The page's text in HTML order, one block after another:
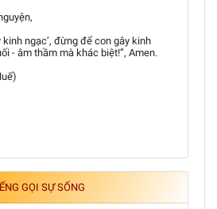
kinh ngạc’, đừng để con gây kinh
- âm thầm mà khác biệt!”, Amen.
GỌI SỰ SỐNG